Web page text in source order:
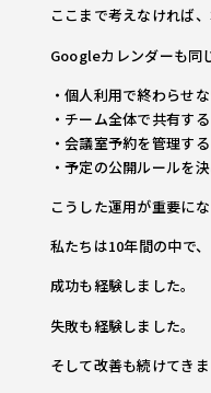
ここまで考えなければ
Googleカレンダーも同
・個人利用で終わらせ
・チーム全体で共有する
・会議室予約を管理する
・予定の公開ルールを
こうした運用が重要にな
私たちは10年間の中で、
成功も経験しました。
失敗も経験しました。
そして改善も続けてきま